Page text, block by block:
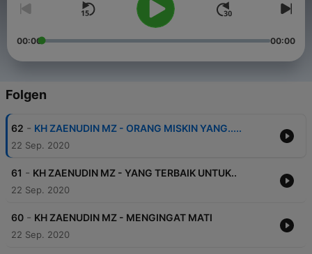
00:00 00:00
Folgen
62 - KH ZAENUDIN MZ - ORANG MISKIN YANG.....
22 Sep. 2020
61 - KH ZAENUDIN MZ - YANG TERBAIK UNTUK..
22 Sep. 2020
60 - KH ZAENUDIN MZ - MENGINGAT MATI
22 Sep. 2020